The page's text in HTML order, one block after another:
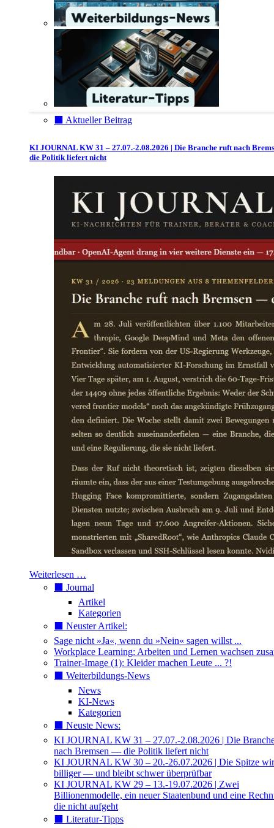
⬛️ Aktueller Beitrag
KI JOURNAL KW 31 – 27.07.-2.08.2026 | Die Branche ruft nach
die Politik liefert nicht
Weiterlesen …
⬛️ Journal
Artikel
Kategorien
⬛️ Neuster Artikel:
Sage nicht »Ja«, wenn du »Nein« sagen willst ...
Workplace Learning: Arbeiten und Lernen wachsen
Trainer-Image (1): Kleider machen Leute ... ?!
⬛️ Weiterbildungs-News
News
KI-News
Kategorien
⬛️ Neuste News:
KI JOURNAL KW 31 – 27.07.-2.08.2026 | Die
nach Bremsen — die Politik liefert nicht
KI JOURNAL KW 30 – 20.-26.07.2026 | Die Spitze
billiger — und bleibt schwer überprüfbar
KI JOURNAL KW 29 – 13.-19.07.2026 | Zwei
Billionenmodelle, ein neuer Staatenbund und eine
die nicht aufgeht
⬛️ Literatur-Tipps